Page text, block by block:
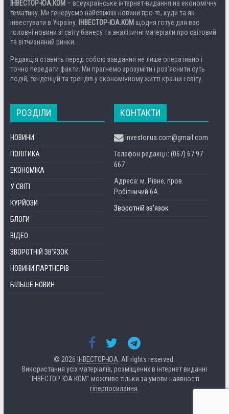
ІНВЕСТОР-ЮА.КОМ – всеукраїнське інтернет-видання на економічну
тематику. Ми генеруємо найсвіжіші новини про те, куди та як
інвестувати в Україну.
ІНВЕСТОР-ЮА.КОМ щодня готує для вас
головні новини зі світу бізнесу та аналітичні матеріали про світовий
та вітчизняний ринки.
Редакція ставить перед собою завдання не лише оперативно і
точно передати факти. Ми прагнемо зрозуміти і роз’яснити суть
подій, тенденцій та трендів у економічному житті країни і світу.
РОЗДІЛИ
НОВИНИ
ПОЛІТИКА
ЕКОНОМІКА
У СВІТІ
КУРЙОЗИ
БЛОГИ
ВІДЕО
ЗВОРОТНІЙ ЗВ’ЯЗОК
НОВИНИ ПАРТНЕРІВ
БІЛЬШЕ НОВИН
КОНТАКТИ
investor.ua.com@gmail.com
Телефон редакції: (067) 67 97
667
Адреса: м. Рівне, пров.
Робітничий 6А
Зворотній зв’язок
© 2026 ІНВЕСТОР-ЮА . All rights reserved.
Використання усіх матеріалів, розміщених в інтернет виданні
"ІНВЕСТОР-ЮА.КОМ" можливе тільки за умови наявності
гіперпосилання.